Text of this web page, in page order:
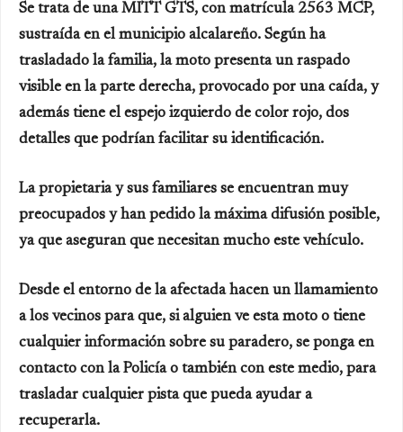
Se trata de una MITT GTS, con matrícula 2563 MCP,
sustraída en el municipio alcalareño. Según ha
trasladado la familia, la moto presenta un raspado
visible en la parte derecha, provocado por una caída, y
además tiene el espejo izquierdo de color rojo, dos
detalles que podrían facilitar su identificación.
La propietaria y sus familiares se encuentran muy
preocupados y han pedido la máxima difusión posible,
ya que aseguran que necesitan mucho este vehículo.
Desde el entorno de la afectada hacen un llamamiento
a los vecinos para que, si alguien ve esta moto o tiene
cualquier información sobre su paradero, se ponga en
contacto con la Policía o también con este medio, para
trasladar cualquier pista que pueda ayudar a
recuperarla.